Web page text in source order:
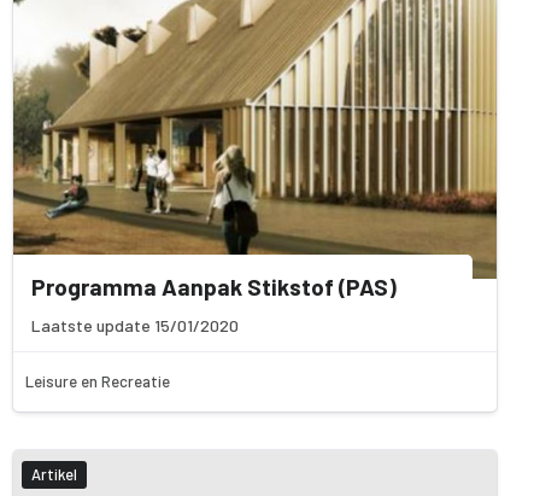
Programma Aanpak Stikstof (PAS)
Laatste update 15/01/2020
Leisure en Recreatie
Artikel